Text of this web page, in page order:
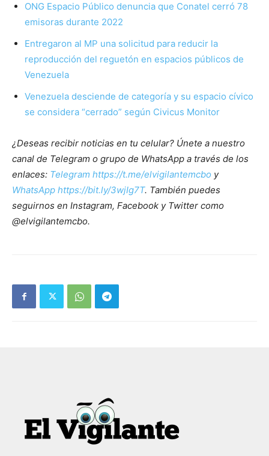
ONG Espacio Público denuncia que Conatel cerró 78
emisoras durante 2022
Entregaron al MP una solicitud para reducir la
reproducción del reguetón en espacios públicos de
Venezuela
Venezuela desciende de categoría y su espacio cívico
se considera “cerrado” según Civicus Monitor
¿Deseas recibir noticias en tu celular? Únete a nuestro
canal de Telegram o grupo de WhatsApp a través de los
enlaces: Telegram https://t.me/elvigilantemcbo y
WhatsApp https://bit.ly/3wjIg7T. También puedes
seguirnos en Instagram, Facebook y Twitter como
@elvigilantemcbo.